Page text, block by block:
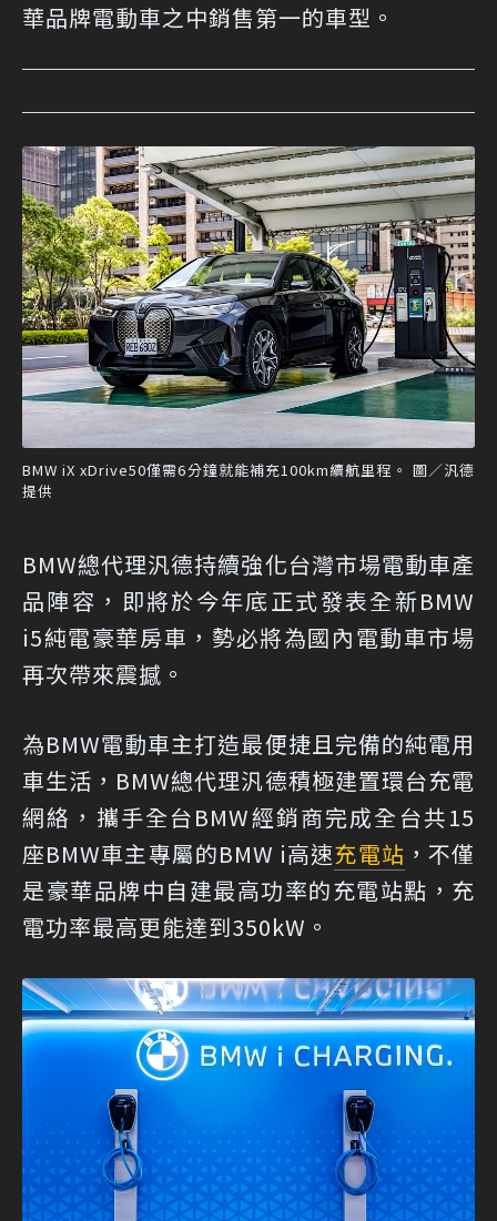
華品牌電動車之中銷售第一的車型。
BMW iX xDrive50僅需6分鐘就能補充100km續航里程。 圖／汎德
提供
BMW總代理汎德持續強化台灣市場電動車產
品陣容，即將於今年底正式發表全新BMW
i5純電豪華房車，勢必將為國內電動車市場
再次帶來震撼。
為BMW電動車主打造最便捷且完備的純電用
車生活，BMW總代理汎德積極建置環台充電
網絡，攜手全台BMW經銷商完成全台共15
座BMW車主專屬的BMW i高速充電站 ，不僅
是豪華品牌中自建最高功率的充電站點，充
電功率最高更能達到350kW。